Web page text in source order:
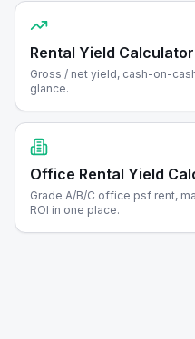
Rental Yield Calculator
Gross / net yield, cash-on-
glance.
Office Rental Yield
Grade A/B/C office psf rent,
ROI in one place.